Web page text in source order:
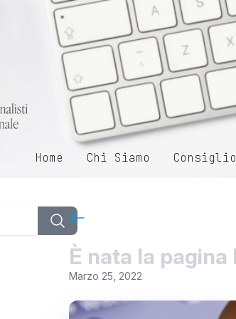
Home Chi Siamo
È nata la pagina
Marzo 25, 2022